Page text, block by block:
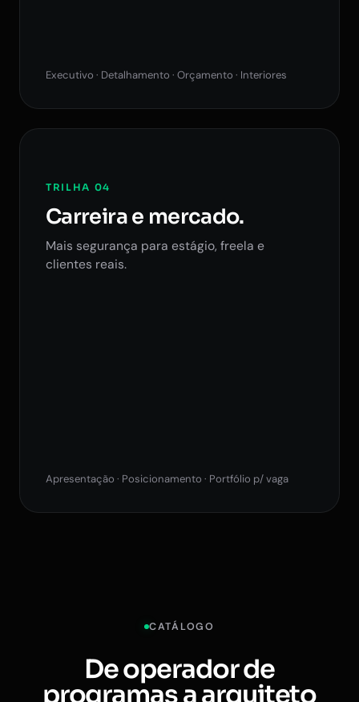
Executivo · Detalhamento · Orçamento · Interiores
TRILHA 04
Carreira e mercado.
Mais segurança para estágio, freela e
clientes reais.
Apresentação · Posicionamento · Portfólio p/ vaga
CATÁLOGO
De operador de
programas a arquiteto